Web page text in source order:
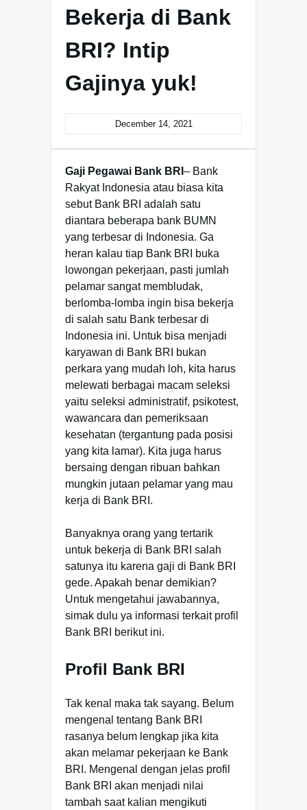
Bekerja di Bank
BRI? Intip
Gajinya yuk!
December 14, 2021
Gaji Pegawai Bank BRI – Bank
Rakyat Indonesia atau biasa kita
sebut Bank BRI adalah satu
diantara beberapa bank BUMN
yang terbesar di Indonesia. Ga
heran kalau tiap Bank BRI buka
lowongan pekerjaan, pasti jumlah
pelamar sangat membludak,
berlomba-lomba ingin bisa bekerja
di salah satu Bank terbesar di
Indonesia ini. Untuk bisa menjadi
karyawan di Bank BRI bukan
perkara yang mudah loh, kita harus
melewati berbagai macam seleksi
yaitu seleksi administratif, psikotest,
wawancara dan pemeriksaan
kesehatan (tergantung pada posisi
yang kita lamar). Kita juga harus
bersaing dengan ribuan bahkan
mungkin jutaan pelamar yang mau
kerja di Bank BRI.
Banyaknya orang yang tertarik
untuk bekerja di Bank BRI salah
satunya itu karena gaji di Bank BRI
gede. Apakah benar demikian?
Untuk mengetahui jawabannya,
simak dulu ya informasi terkait profil
Bank BRI berikut ini.
Profil Bank BRI
Tak kenal maka tak sayang. Belum
mengenal tentang Bank BRI
rasanya belum lengkap jika kita
akan melamar pekerjaan ke Bank
BRI. Mengenal dengan jelas profil
Bank BRI akan menjadi nilai
tambah saat kalian mengikuti